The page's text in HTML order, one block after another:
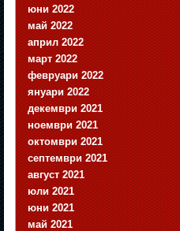
юни 2022
май 2022
април 2022
март 2022
февруари 2022
януари 2022
декември 2021
ноември 2021
октомври 2021
септември 2021
август 2021
юли 2021
юни 2021
май 2021